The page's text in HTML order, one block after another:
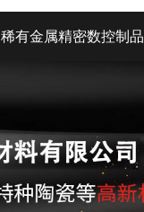
稀有金属精密数控制品